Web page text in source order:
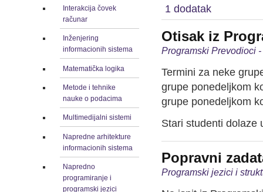
Interakcija čovek
računar
Inženjering
informacionih sistema
Matematička logika
Metode i tehnike
nauke o podacima
Multimedijalni sistemi
Napredne arhitekture
informacionih sistema
Napredno
programiranje i
programski jezici
1 dodatak
Otisak iz
Programski Prevodioci
Termini za neke
grupe ponedeljkom
grupe ponedeljkom
Stari studenti dolaze
Popravni
Programski jezici i